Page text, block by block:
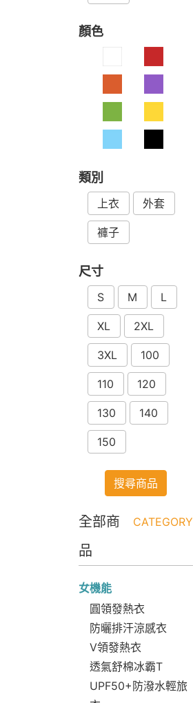
顏色
類別
上衣 外套
褲子
尺寸
S M L
XL 2XL
3XL 100
110 120
130 140
150
搜尋商品
全部商
品
CATEGORY
女機能
圓領發熱衣
防曬排汗涼感衣
V領發熱衣
透氣舒棉冰霸T
UPF50+防潑水輕旅